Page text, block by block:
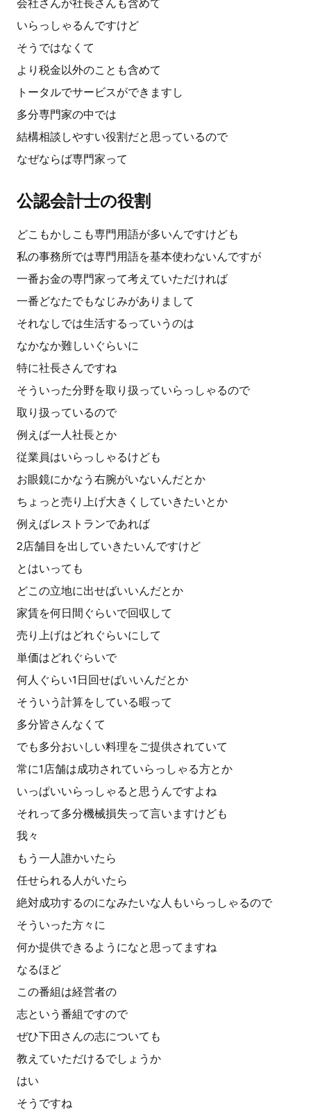
会社さんが社長さんも含めて
いらっしゃるんですけど
そうではなくて
より税金以外のことも含めて
トータルでサービスができますし
多分専門家の中では
結構相談しやすい役割だと思っているので
なぜならば専門家って
公認会計士の役割
どこもかしこも専門用語が多いんですけども
私の事務所では専門用語を基本使わないんですが
一番お金の専門家って考えていただければ
一番どなたでもなじみがありまして
それなしでは生活するっていうのは
なかなか難しいぐらいに
特に社長さんですね
そういった分野を取り扱っていらっしゃるので
取り扱っているので
例えば一人社長とか
従業員はいらっしゃるけども
お眼鏡にかなう右腕がいないんだとか
ちょっと売り上げ大きくしていきたいとか
例えばレストランであれば
2店舗目を出していきたいんですけど
とはいっても
どこの立地に出せばいいんだとか
家賃を何日間ぐらいで回収して
売り上げはどれぐらいにして
単価はどれぐらいで
何人ぐらい1日回せばいいんだとか
そういう計算をしている暇って
多分皆さんなくて
でも多分おいしい料理をご提供されていて
常に1店舗は成功されていらっしゃる方とか
いっぱいいらっしゃると思うんですよね
それって多分機械損失って言いますけども
我々
もう一人誰かいたら
任せられる人がいたら
絶対成功するのになみたいな人もいらっしゃるので
そういった方々に
何か提供できるようになと思ってますね
なるほど
この番組は経営者の
志という番組ですので
ぜひ下田さんの志についても
教えていただけるでしょうか
はい
そうですね